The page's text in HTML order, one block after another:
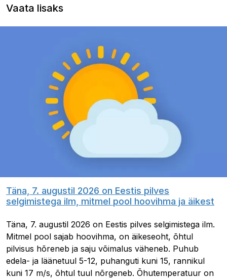
Vaata lisaks
Täna, 7. augustil 2026 on Eestis pilves
selgimistega ilm, mitmel pool hoovihma ja äikest
Täna, 7. augustil 2026 on Eestis pilves selgimistega ilm.
Mitmel pool sajab hoovihma, on äikeseoht, õhtul
pilvisus hõreneb ja saju võimalus väheneb. Puhub
edela- ja läänetuul 5-12, puhanguti kuni 15, rannikul
kuni 17 m/s, õhtul tuul nõrgeneb. Õhutemperatuur on